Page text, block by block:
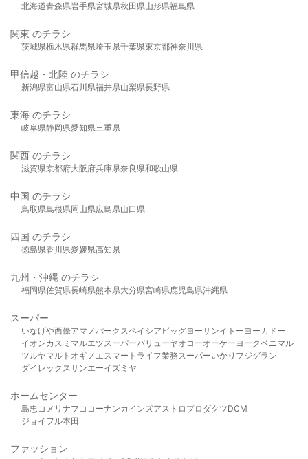
北海道青森県岩手県宮城県秋田県山形県福島県
関東 のチラシ
茨城県栃木県群馬県埼玉県千葉県東京都神奈川県
甲信越・北陸 のチラシ
新潟県富山県石川県福井県山梨県長野県
東海 のチラシ
岐阜県静岡県愛知県三重県
関西 のチラシ
滋賀県京都府大阪府兵庫県奈良県和歌山県
中国 のチラシ
鳥取県島根県岡山県広島県山口県
四国 のチラシ
徳島県香川県愛媛県高知県
九州・沖縄 のチラシ
福岡県佐賀県長崎県熊本県大分県宮崎県鹿児島県沖縄県
スーパー
いなげや西條アマノパークスベイシア ビッグヨーサンイトーヨーカドー
イオンカスミ マルエツスーパーバリューヤオコーオーケー ヨークベニマル
ツルヤマルト オギノ エスマート ライフ業務スーパーいかり フジグラン
ダイレックスサンエーイズミヤ
ホームセンター
島忠 コメリ ナフコ コーナンカインズアストロプロダクツDCM
ジョイフル本田
ファッション